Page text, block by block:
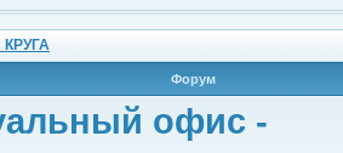
КРУГА
Форум
офис -